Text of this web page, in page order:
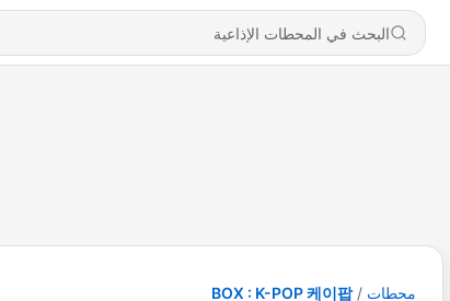
محطات BOX : K-POP 케이팝